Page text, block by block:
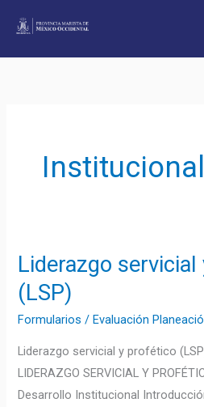
Institucional
Liderazgo
(LSP)
Formularios /Evaluación
Liderazgo servicial y profético
LIDERAZGO SERVICIAL Y
Desarrollo Institucional
Liderazgo
servicial
y
profético
(LSP)